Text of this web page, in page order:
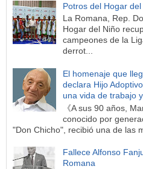
Potros del Hogar
La Romana, Rep.
Hogar del Niño
campeones de la
derrot...
El homenaje que
declara Hijo
una vida de trabajo
《A sus 90 años,
conocido por
"Don Chicho", recibió una de las
Fallece Alfonso
Romana